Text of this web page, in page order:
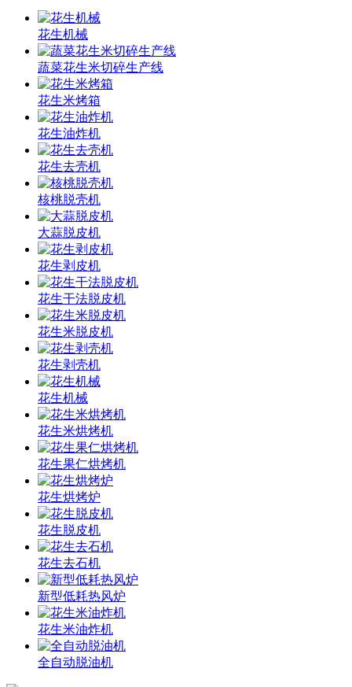
花生机械
蔬菜花生米切碎生产线
花生米烤箱
花生油炸机
花生去壳机
核桃脱壳机
大蒜脱皮机
花生剥皮机
花生干法脱皮机
花生米脱皮机
花生剥壳机
花生机械
花生米烘烤机
花生果仁烘烤机
花生烘烤炉
花生脱皮机
花生去石机
新型低耗热风炉
花生米油炸机
全自动脱油机